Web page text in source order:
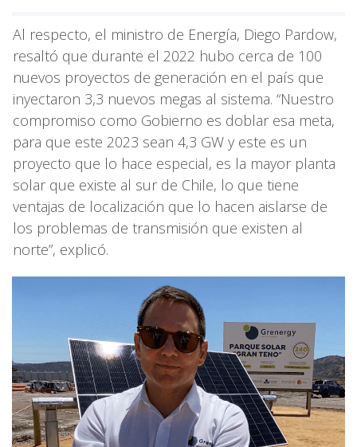
Al respecto, el ministro de Energía, Diego Pardow,
resaltó que durante el 2022 hubo cerca de 100
nuevos proyectos de generación en el país que
inyectaron 3,3 nuevos megas al sistema. “Nuestro
compromiso como Gobierno es doblar esa meta,
para que este 2023 sean 4,3 GW y este es un
proyecto que lo hace especial, es la mayor planta
solar que existe al sur de Chile, lo que tiene
ventajas de localización que lo hacen aislarse de
los problemas de transmisión que existen al
norte”, explicó.